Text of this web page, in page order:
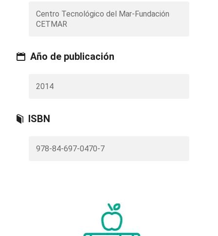
Centro Tecnológico del Mar-Fundación
CETMAR
Año de publicación
2014
ISBN
978-84-697-0470-7